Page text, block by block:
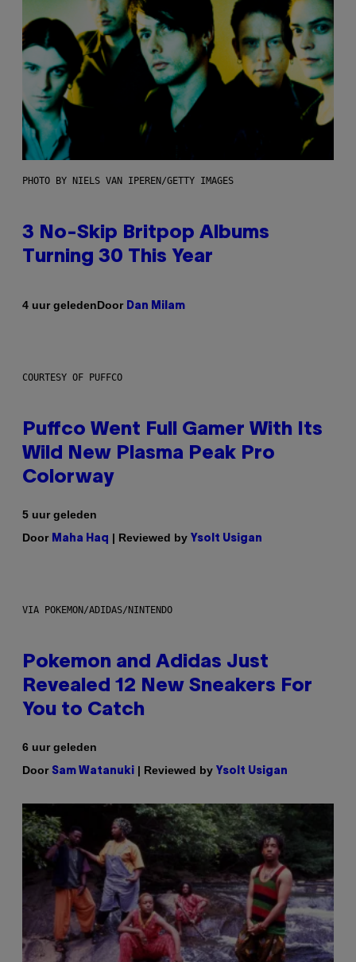
PHOTO BY NIELS VAN IPEREN/GETTY IMAGES
3 No-Skip Britpop Albums
Turning 30 This Year
4 uur geledenDoor Dan Milam
COURTESY OF PUFFCO
Puffco Went Full Gamer With Its
Wild New Plasma Peak Pro
Colorway
5 uur geleden
Door Maha Haq | Reviewed by Ysolt Usigan
VIA POKEMON/ADIDAS/NINTENDO
Pokemon and Adidas Just
Revealed 12 New Sneakers For
You to Catch
6 uur geleden
Door Sam Watanuki | Reviewed by Ysolt Usigan